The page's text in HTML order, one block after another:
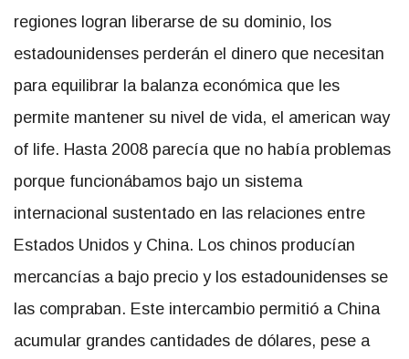
regiones logran liberarse de su dominio, los
estadounidenses perderán el dinero que necesitan
para equilibrar la balanza económica que les
permite mantener su nivel de vida, el american way
of life. Hasta 2008 parecía que no había problemas
porque funcionábamos bajo un sistema
internacional sustentado en las relaciones entre
Estados Unidos y China. Los chinos producían
mercancías a bajo precio y los estadounidenses se
las compraban. Este intercambio permitió a China
acumular grandes cantidades de dólares, pese a